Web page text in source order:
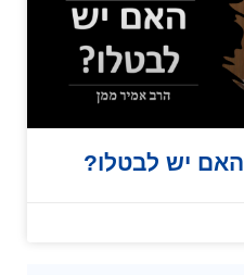
האם יש לבטלו?